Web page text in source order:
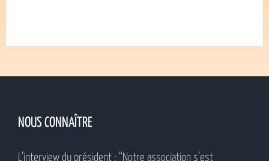
NOUS CONNAÎTRE
L’interview du président : “Notre association s’est